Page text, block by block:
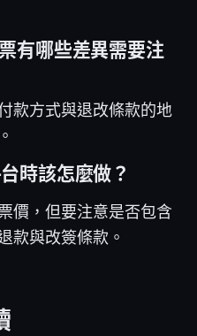
有哪些差異需要注
款方式與退改條款的地
時該怎麼做？
價，但要注意是否包含
款與改簽條款。